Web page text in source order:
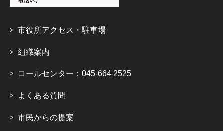
市役所アクセス・駐車場
組織案内
コールセンター：045-664-2525
よくある質問
市民からの提案